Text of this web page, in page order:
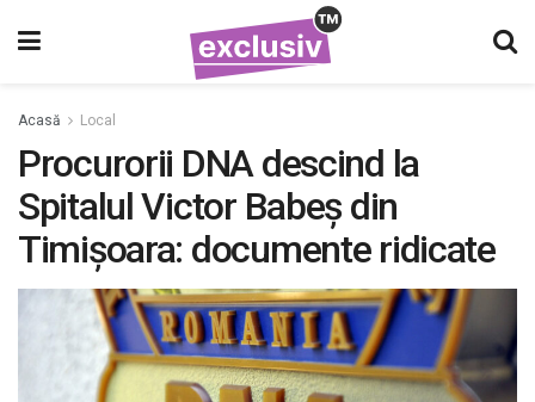
Acasă Local
Procurorii DNA descind la
Spitalul Victor Babeș din
Timișoara: documente ridicate